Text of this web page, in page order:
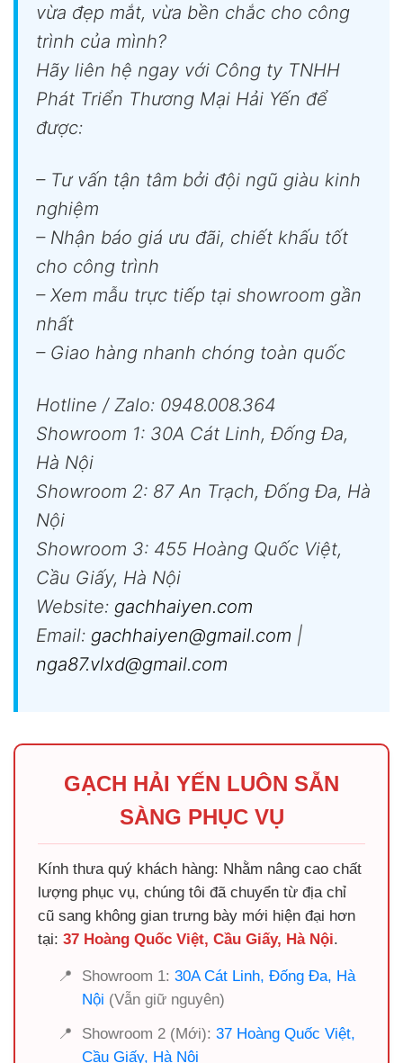
vừa đẹp mắt, vừa bền chắc cho công
trình của mình?
Hãy liên hệ ngay với Công ty TNHH
Phát Triển Thương Mại Hải Yến để
được:
– Tư vấn tận tâm bởi đội ngũ giàu kinh
nghiệm
– Nhận báo giá ưu đãi, chiết khấu tốt
cho công trình
– Xem mẫu trực tiếp tại showroom gần
nhất
– Giao hàng nhanh chóng toàn quốc
Hotline / Zalo: 0948.008.364
Showroom 1: 30A Cát Linh, Đống Đa,
Hà Nội
Showroom 2: 87 An Trạch, Đống Đa, Hà
Nội
Showroom 3: 455 Hoàng Quốc Việt,
Cầu Giấy, Hà Nội
Website: gachhaiyen.com
Email: gachhaiyen@gmail.com |
nga87.vlxd@gmail.com
GẠCH HẢI YẾN LUÔN SẴN
SÀNG PHỤC VỤ
Kính thưa quý khách hàng: Nhằm nâng cao chất
lượng phục vụ, chúng tôi đã chuyển từ địa chỉ
cũ sang không gian trưng bày mới hiện đại hơn
tại: 37 Hoàng Quốc Việt, Cầu Giấy, Hà Nội.
📍 Showroom 1: 30A Cát Linh, Đống Đa, Hà
Nội (Vẫn giữ nguyên)
📍
Showroom 2 (Mới): 37 Hoàng Quốc Việt,
Cầu Giấy, Hà Nội